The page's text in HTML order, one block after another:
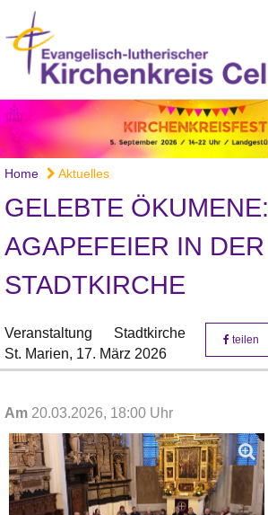
Home Aktuelles
GELEBTE ÖKUMENE:
AGAPEFEIER IN DER
STADTKIRCHE
Veranstaltung
Stadtkirche
St. Marien, 17. März 2026
teilen
Am 20.03.2026, 18:00 Uhr